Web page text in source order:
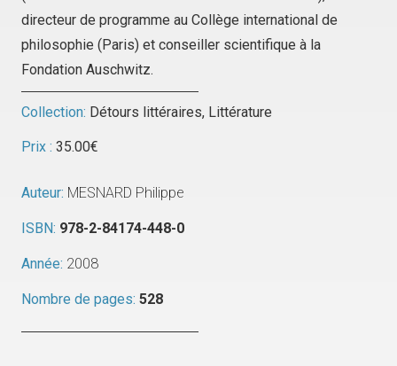
directeur de programme au Collège international de
philosophie (Paris) et conseiller scientifique à la
Fondation Auschwitz.
Collection: Détours littéraires, Littérature
Prix : 35.00€
Auteur: MESNARD Philippe
ISBN: 978-2-84174-448-0
Année: 2008
Nombre de pages: 528